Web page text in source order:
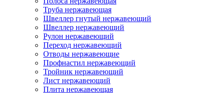
Труба нержавеющая
Швеллер гнутый нержавеющий
Швеллер нержавеющий
Рулон нержавеющий
Переход нержавеющий
Отводы нержавеющие
Профнастил нержавеющий
Тройник нержавеющий
Лист нержавеющий
Плита нержавеющая